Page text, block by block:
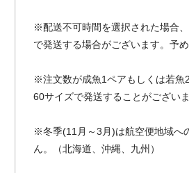
※配送不可時間を選択された場合
で発送する場合がございます。予め
※注文数が成魚1ペアもしくは若魚
60サイズで発送することがございま
※冬季(11月～3月)は航空便地域へ
ん。（北海道、沖縄、九州）